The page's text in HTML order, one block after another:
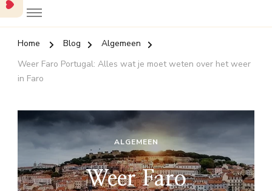
Home Blog
Algemeen
Weer Faro Portugal: Alles wat je moet weten over het weer
in Faro
ALGEMEEN
Weer Faro